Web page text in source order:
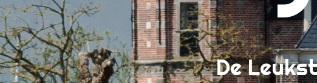
De
Vocal Blogs
Wanneer
Welkom!